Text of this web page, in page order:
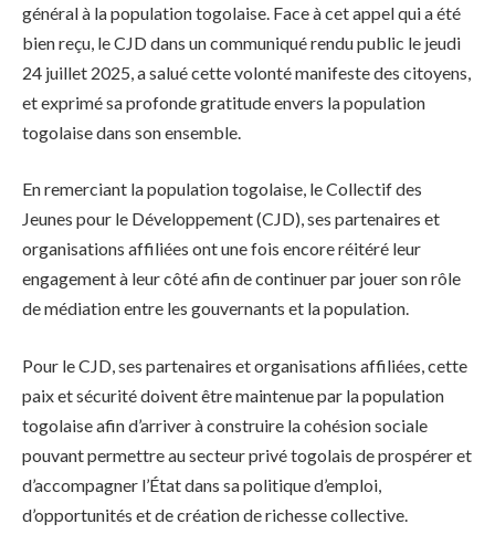
général à la population togolaise. Face à cet appel qui a été
bien reçu, le CJD dans un communiqué rendu public le jeudi
24 juillet 2025, a salué cette volonté manifeste des citoyens,
et exprimé sa profonde gratitude envers la population
togolaise dans son ensemble.
En remerciant la population togolaise, le Collectif des
Jeunes pour le Développement (CJD), ses partenaires et
organisations affiliées ont une fois encore réitéré leur
engagement à leur côté afin de continuer par jouer son rôle
de médiation entre les gouvernants et la population.
Pour le CJD, ses partenaires et organisations affiliées, cette
paix et sécurité doivent être maintenue par la population
togolaise afin d’arriver à construire la cohésion sociale
pouvant permettre au secteur privé togolais de prospérer et
d’accompagner l’État dans sa politique d’emploi,
d’opportunités et de création de richesse collective.